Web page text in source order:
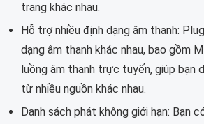
trang khác nhau.
Hỗ trợ nhiều định dạng âm thanh:
dạng âm thanh khác nhau, bao gồm
luồng âm thanh trực tuyến, giúp bạn
từ nhiều nguồn khác nhau.
Danh sách phát không giới hạn: Bạn